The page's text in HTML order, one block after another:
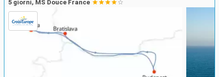
5 giorni, MS Douce France